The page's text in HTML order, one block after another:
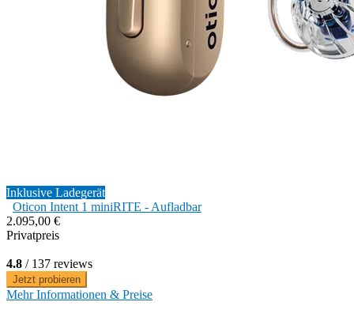
Inklusive Ladegerät
Oticon Intent 1 miniRITE - Aufladbar
2.095,00 €
Privatpreis
4.8 / 137 reviews
Jetzt probieren
Mehr Informationen & Preise